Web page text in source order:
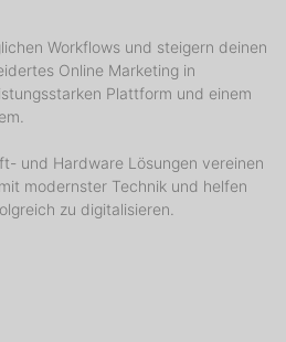
Workflows und steigern deinen
Online Marketing in
Plattform und einem
und Hardware Lösungen vereinen
modernster Technik und helfen
zu digitalisieren.